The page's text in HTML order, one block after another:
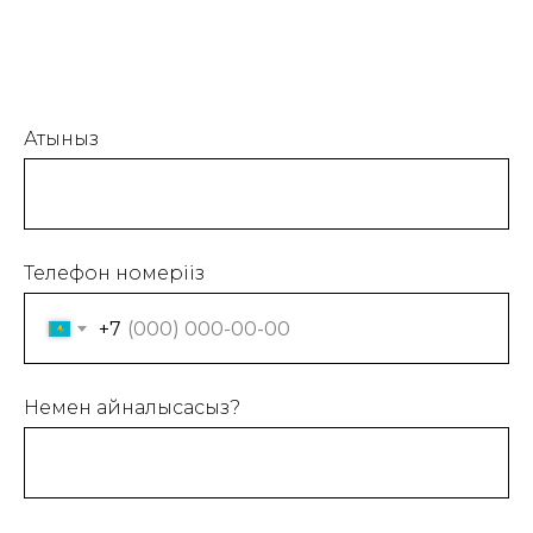
Атыныз
Телефон номеріңіз
+7
Немен айналысасыз?